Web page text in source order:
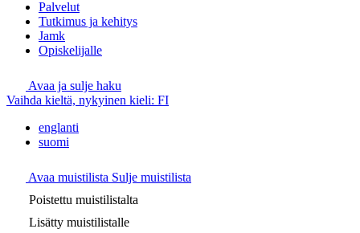
Palvelut
Tutkimus ja kehitys
Jamk
Opiskelijalle
Avaa ja sulje haku
Vaihda kieltä, nykyinen kieli: FI
englanti
suomi
Avaa muistilista Sulje muistilista
Poistettu muistilistalta
Lisätty muistilistalle